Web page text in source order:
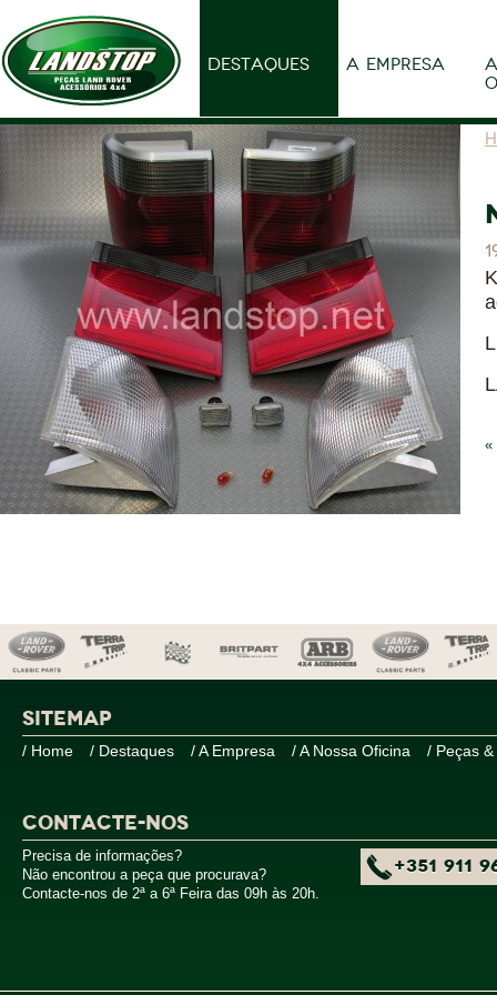
DESTAQUES A EMPRESA
«
SITEMAP
/ Home / Destaques / A Empresa / A Nossa Oficina / Peças
CONTACTE-NOS
Precisa de informações?
Não encontrou a peça que procurava?
Contacte-nos de 2ª a 6ª Feira das 09h às 20h.
+351 911